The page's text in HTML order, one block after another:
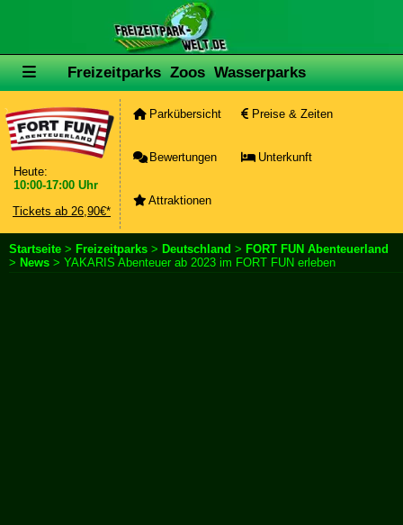
Freizeitparks Zoos Wasserparks
Heute:
10:00-17:00 Uhr
Tickets ab 26,90€*
Parkübersicht Preise & Zeiten
Bewertungen Unterkunft
Attraktionen
Startseite > Freizeitparks > Deutschland > FORT FUN Abenteuerland
> News > YAKARIS Abenteuer ab 2023 im FORT FUN erleben